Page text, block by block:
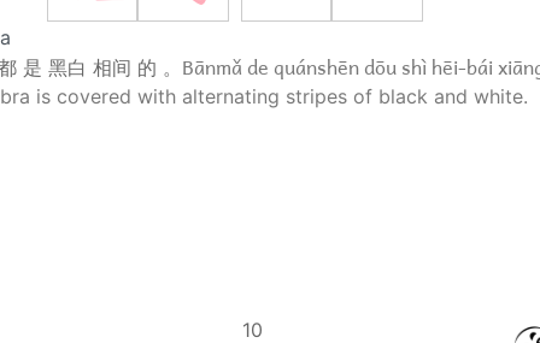
是 黑白 相间 的 。 Bānmǎ de quánshēn dōu shì hēi-bái
is covered with alternating stripes of black and white.
10